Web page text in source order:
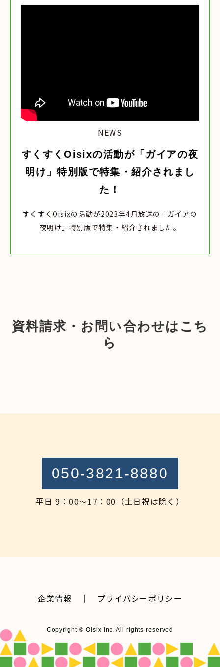
NEWS
すくすくOisixの活動が「ガイアの夜
明け」特別版で特集・紹介されまし
た！
すくすくOisixの活動が2023年4月放送の「ガイアの
夜明け」特別版で特集・紹介されました。
資料請求・お問い合わせはこち
ら
050-3821-8880
平日 9：00～17：00（土日祝は除く）
企業情報 ｜ プライバシーポリシー
Copyright © Oisix Inc. All rights reserved